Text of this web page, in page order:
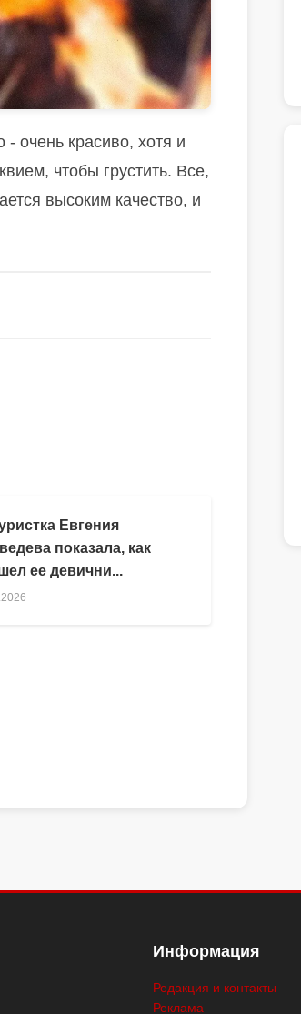
очень красиво, хотя и
чтобы грустить. Все,
высоким качество, и
Евгения
показала, как
ее девични...
Информация
Редакция и контакты
Реклама